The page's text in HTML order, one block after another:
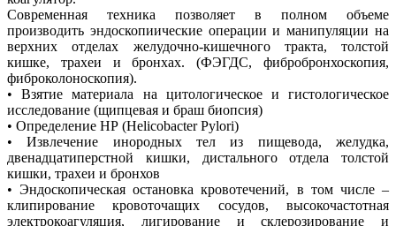
Современная техника позволяет в полном объеме
производить эндоскопиические операции и манипуляции на
верхних отделах желудочно-кишечного тракта, толстой
кишке, трахеи и бронхах. (ФЭГДС, фибробронхоскопия,
фиброколоноскопия).
• Взятие материала на цитологическое и гистологическое
исследование (щипцевая и браш биопсия)
• Определение НР (Нelicobacter Pylori)
• Извлечение инородных тел из пищевода, желудка,
двенадцатиперстной кишки, дистального отдела толстой
кишки, трахеи и бронхов
• Эндоскопическая остановка кровотечений, в том числе –
клипирование кровоточащих сосудов, высокочастотная
электрокоагуляция, лигирование и склерозирование и